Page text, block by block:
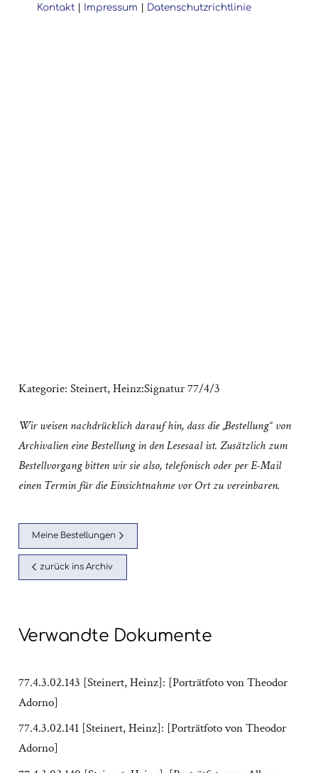
Kategorie: Steinert, Heinz:Signatur 77/4/3
Wir weisen nachdrücklich darauf hin, dass die „Bestellung“ von
Archivalien eine Bestellung in den Lesesaal ist. Zusätzlich zum
Bestellvorgang bitten wir sie also, telefonisch oder per E-Mail
einen Termin für die Einsichtnahme vor Ort zu vereinbaren.
Meine Bestellungen
zurück ins Archiv
Verwandte Dokumente
77.4.3.02.143 [Steinert, Heinz]: [Porträtfoto von Theodor
Adorno]
77.4.3.02.141 [Steinert, Heinz]: [Porträtfoto von Theodor
Adorno]